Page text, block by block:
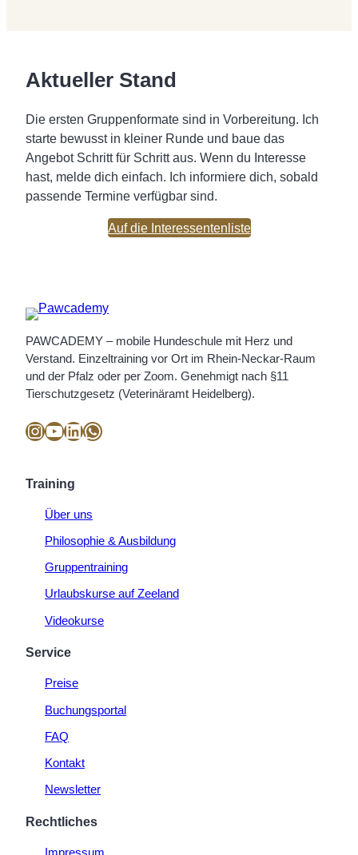
Aktueller Stand
Die ersten Gruppenformate sind in Vorbereitung. Ich
starte bewusst in kleiner Runde und baue das
Angebot Schritt für Schritt aus. Wenn du Interesse
hast, melde dich einfach. Ich informiere dich, sobald
passende Termine verfügbar sind.
Auf die Interessentenliste
PAWCADEMY – mobile Hundeschule mit Herz und
Verstand. Einzeltraining vor Ort im Rhein-Neckar-Raum
und der Pfalz oder per Zoom. Genehmigt nach §11
Tierschutzgesetz (Veterinäramt Heidelberg).
InstagramYouTube LinkedIn WhatsApp
Training
Über uns
Philosophie & Ausbildung
Gruppentraining
Urlaubskurse auf Zeeland
Videokurse
Service
Preise
Buchungsportal
FAQ
Kontakt
Newsletter
Rechtliches